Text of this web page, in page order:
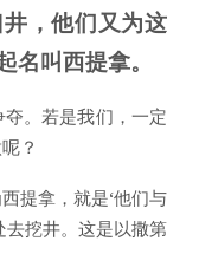
，他们又为这
名叫西提拿。
。若是我们，一定
？
提拿，就是‘他们与
去挖井。这是以撒第